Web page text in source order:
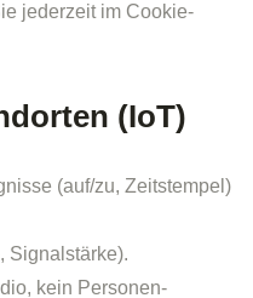
jederzeit im Cookie-
(IoT)
(auf/zu, Zeitstempel)
Signalstärke).
kein Personen-